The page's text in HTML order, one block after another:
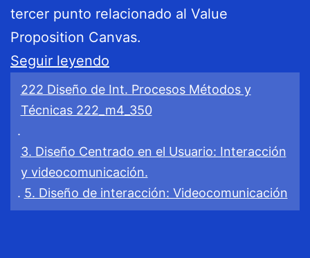
tercer punto relacionado al Value
Proposition Canvas.
Seguir leyendo
Proposition
Canvas
/
Videollamadas
222 Diseño de Int. Procesos Métodos y
Técnicas 222_m4_350
.
3. Diseño Centrado en el Usuario: Interacción
y videocomunicación.
. 5. Diseño de interacción: Videocomunicación